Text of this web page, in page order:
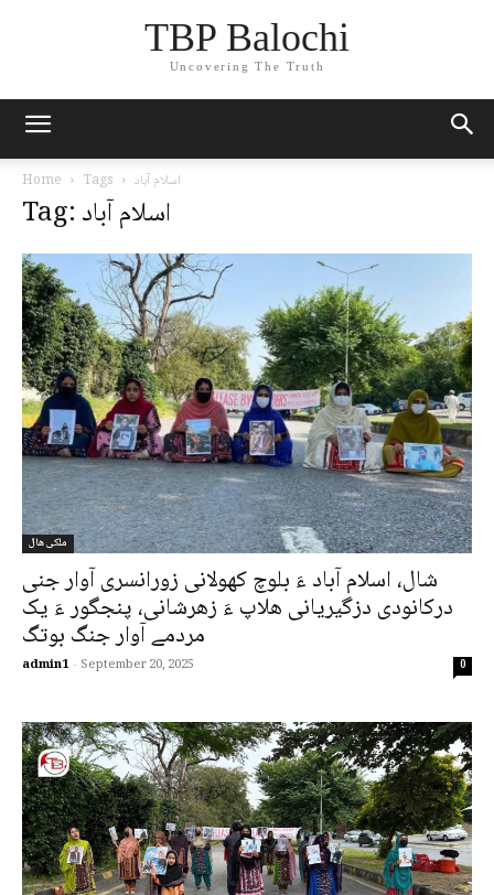
TBP Balochi
Uncovering The Truth
Home Tags اسلام آباد
Tag: اسلام آباد
ملکی ھال
شال، اسلام آباد ءَ بلوچ کھولانی زورانسری آوار جنی
درکانودی دزگیریانی ھلاپ ءَ زھرشانی، پنجگور ءَ یک
مردمے آوار جنگ بوتگ
admin1 - September 20, 2025 0